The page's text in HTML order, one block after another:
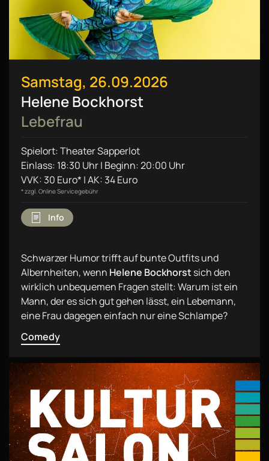
Samstag, 26.09.2026
Helene Bockhorst
Lebefrau
Spielort: Theater Sapperlot
Einlass: 18:30 Uhr | Beginn: 20:00 Uhr
VVK: 30 Euro* | AK: 34 Euro
* zzgl. Online Servicegebühr
Info
Schwarzer Humor trifft auf bunte Outfits und
Albernheiten, wenn Helene Bockhorst sich den
wirklich unbequemen Fragen stellt: Warum ist ein
Mann, der es sich gut gehen lässt, ein Lebemann,
eine Frau dagegen einfach nur eine Schlampe?
Comedy